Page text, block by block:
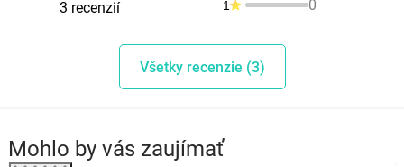
3 recenzií
1 0
Všetky recenzie (3)
Mohlo by vás zaujímať